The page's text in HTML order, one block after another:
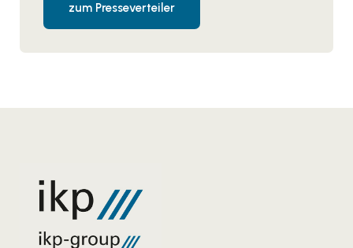
zum Presseverteiler